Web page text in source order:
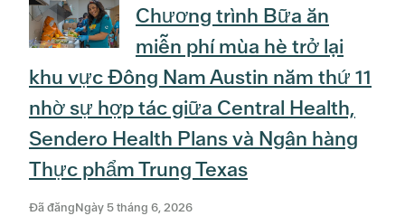
Chương trình Bữa ăn
miễn phí mùa hè trở lại
khu vực Đông Nam Austin năm thứ 11
nhờ sự hợp tác giữa Central Health,
Sendero Health Plans và Ngân hàng
Thực phẩm Trung Texas
Đã đăngNgày 5 tháng 6, 2026